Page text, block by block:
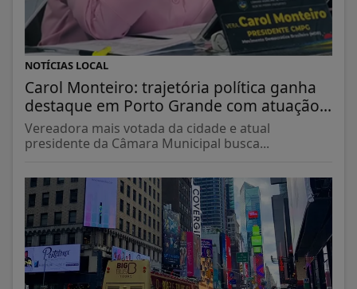
NOTÍCIAS LOCAL
Carol Monteiro: trajetória política ganha
destaque em Porto Grande com atuação...
Vereadora mais votada da cidade e atual
presidente da Câmara Municipal busca...